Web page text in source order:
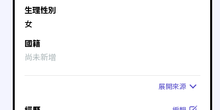
生理性別
女
國籍
尚未新增
展開來源